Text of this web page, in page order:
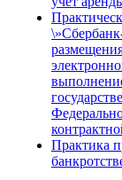
Практика